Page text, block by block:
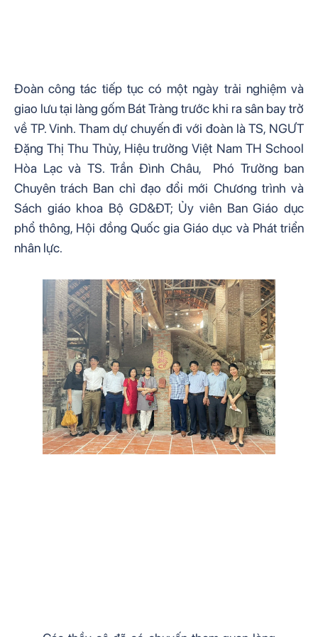
Đoàn công tác tiếp tục có một ngày trải nghiệm và
giao lưu tại làng gốm Bát Tràng trước khi ra sân bay trở
về TP. Vinh. Tham dự chuyến đi với đoàn là TS, NGƯT
Đặng Thị Thu Thủy, Hiệu trưởng Việt Nam TH School
Hòa Lạc và TS. Trần Đình Châu,  Phó Trưởng ban
Chuyên trách Ban chỉ đạo đổi mới Chương trình và
Sách giáo khoa Bộ GD&ĐT; Ủy viên Ban Giáo dục
phổ thông, Hội đồng Quốc gia Giáo dục và Phát triển
nhân lực.